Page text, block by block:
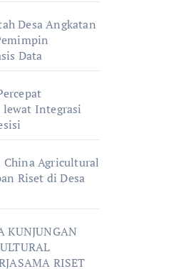
Desa Angkatan
Data
lewat Integrasi
China Agricultural
Riset di Desa
KUNJUNGAN
RISET